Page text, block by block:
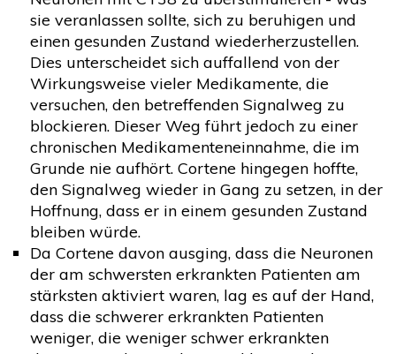
sie veranlassen sollte, sich zu beruhigen und
einen gesunden Zustand wiederherzustellen.
Dies unterscheidet sich auffallend von der
Wirkungsweise vieler Medikamente, die
versuchen, den betreffenden Signalweg zu
blockieren. Dieser Weg führt jedoch zu einer
chronischen Medikamenteneinnahme, die im
Grunde nie aufhört. Cortene hingegen hoffte,
den Signalweg wieder in Gang zu setzen, in der
Hoffnung, dass er in einem gesunden Zustand
bleiben würde.
Da Cortene davon ausging, dass die Neuronen
der am schwersten erkrankten Patienten am
stärksten aktiviert waren, lag es auf der Hand,
dass die schwerer erkrankten Patienten
weniger, die weniger schwer erkrankten